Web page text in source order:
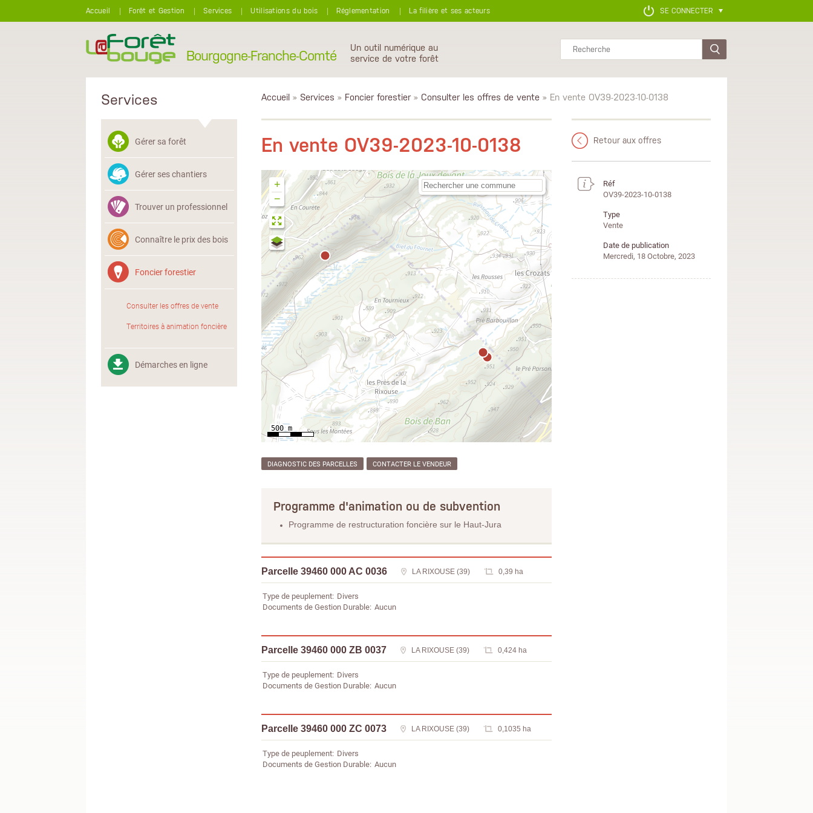
Accueil
Forêt et Gestion Services Utilisations du bois Réglementation La filière et ses acteurs SE CONNECTER
Bourgogne-Franche-Comté
Un outil numérique au
service de votre forêt
Rechercher
Services
Gérer sa forêt
Gérer ses chantiers
Trouver un professionnel
Connaître le prix des bois
Foncier forestier
Consulter les offres de vente
Territoires à animation foncière
Démarches en ligne
Accueil » Services » Foncier forestier» Consulter les offres de vente » En vente OV39-2023-10-0138
En vente OV39-2023-10-0138
+
−
DIAGNOSTIC DES PARCELLES CONTACTER LE VENDEUR
Programme d'animation ou de subvention
Programme de restructuration foncière sur le Haut-Jura
Parcelle 39460 000 AC 0036 LA RIXOUSE (39) 0,39 ha
Type de peuplement Divers
Documents de Gestion Durable Aucun
Parcelle 39460 000 ZB 0037 LA RIXOUSE (39) 0,424 ha
Type de peuplement Divers
Documents de Gestion Durable Aucun
Parcelle 39460 000 ZC 0073 LA RIXOUSE (39) 0,1035 ha
Type de peuplement Divers
Documents de Gestion Durable Aucun
Retour aux offres
Réf
OV39-2023-10-0138
Type
Vente
Date de publication
Mercredi, 18 Octobre, 2023